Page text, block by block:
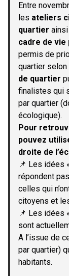
Entre
les ateliers
quartier
cadre de vie
permis de
quartier selon
de quartier
finalistes qui
par quartier
écologique).
Pour
pouvez
droite de
📌 Les idées
répondent
celles qui
citoyens et
📌 Les idées
sont
A l’issue de
par quartier)
habitants.